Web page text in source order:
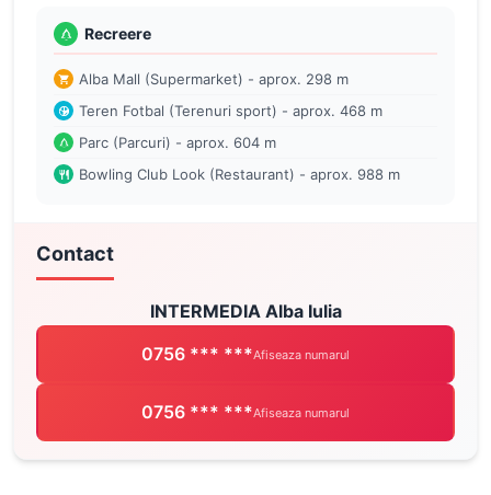
Recreere
Alba Mall (Supermarket) - aprox. 298 m
Teren Fotbal (Terenuri sport) - aprox. 468 m
Parc (Parcuri) - aprox. 604 m
Bowling Club Look (Restaurant) - aprox. 988 m
Contact
INTERMEDIA Alba Iulia
0756 *** ***Afiseaza numarul
0756 *** ***Afiseaza numarul